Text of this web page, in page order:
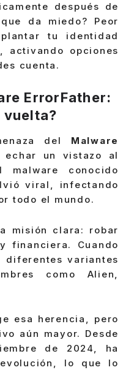
después de
da miedo? Peor
tu identidad
activando opciones
cuenta.
ErrorFather:
vuelta?
del Malware
un vistazo al
conocido
viral, infectando
todo el mundo.
misión clara: robar
financiera. Cuando
variantes
como Alien,
esa herencia, pero
aún mayor. Desde
de 2024, ha
lo que lo